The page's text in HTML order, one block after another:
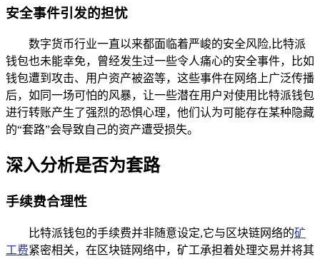
安全事件引发的担忧
数字货币行业一直以来都面临着严峻的安全风险,比特派
钱包也未能幸免，曾经发生过一些令人痛心的安全事件，比如
钱包遭到攻击、用户资产被盗等，这些事件在网络上广泛传播
后，如同一场可怕的风暴，让一些潜在用户对使用比特派钱包
进行转账产生了强烈的恐惧心理，他们认为可能存在某种隐藏
的“套路”会导致自己的资产遭受损失。
深入分析是否为套路
手续费合理性
比特派钱包的手续费并非随意设定,它与区块链网络的矿
工费紧密相关，在区块链网络中，矿工承担着处理交易并将其